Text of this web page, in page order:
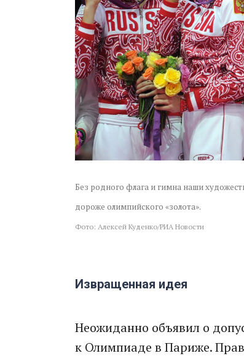
Без родного флага и гимна наши
дороже олимпийского «золота».
Фото: Алексей Куденко/РИА Новости
Извращенная идея
Неожиданно объявил о
к Олимпиаде в Париже.